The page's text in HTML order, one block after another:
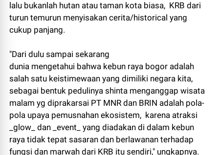
lalu bukanlah hutan atau taman kota biasa, KRB dari
turun temurun menyisakan cerita/historical yang
cukup panjang.
"Dari dulu sampai sekarang
dunia mengetahui bahwa kebun raya bogor adalah
salah satu keistimewaan yang dimiliki negara kita,
sebagai bentuk pedulinya shinta menganggap wisata
malam yg diprakarsai PT MNR dan BRIN adalah pola-
pola upaya pemusnahan ekosistem, karena atraksi
_glow_ dan _event_ yang diadakan di dalam kebun
raya tidak tepat sasaran dan berlawanan terhadap
fungsi dan marwah dari KRB itu sendiri," ungkapnya.